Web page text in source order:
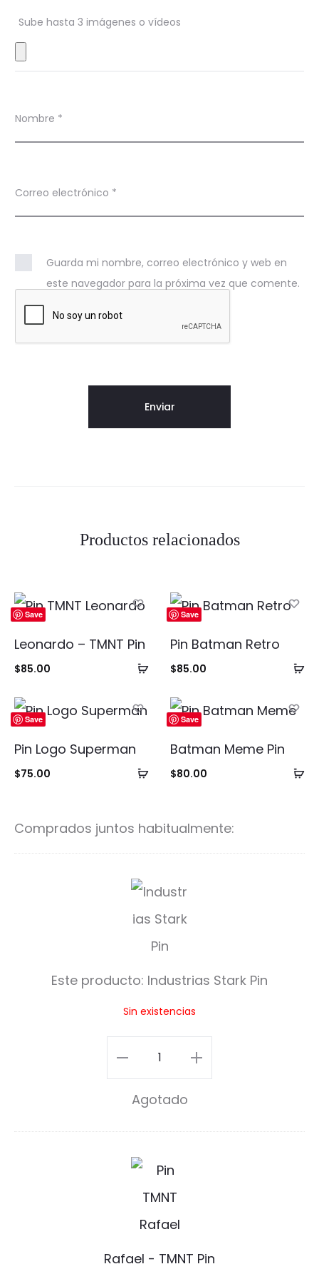
e
s
Sube hasta 3 imágenes o vídeos
Nombre *
Correo electrónico *
Guarda mi nombre, correo electrónico y web en
este navegador para la próxima vez que comente.
Productos relacionados
Save
Añadir
carrito
Leonardo – TMNT Pin
$85.00
Save
Pin Batman Retro
$85.00
Save
Añadir
Pin Logo Superman
$75.00
Save
Batman Meme Pin
$80.00
Comprados juntos habitualmente:
I
n
d
t
i
a
s
k
Este producto: Industrias Stark Pin
Sin existencias
Industrias
Stark
cantidad
Agotado
R
a
f
Rafael - TMNT Pin